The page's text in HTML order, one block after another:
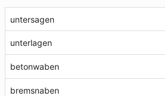
untersagen
unterlagen
betonwaben
bremsnaben